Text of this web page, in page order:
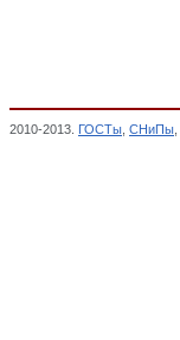
2010-2013. ГОСТы СНиПы